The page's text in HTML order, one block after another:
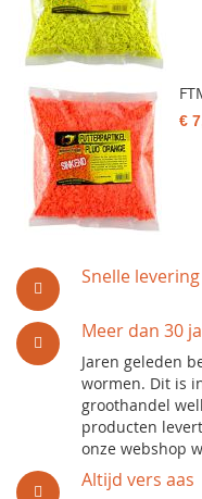
Snelle levering
Meer dan 30
Jaren geleden
wormen. Dit is
groothandel
producten
onze webshop
Altijd vers aas
€